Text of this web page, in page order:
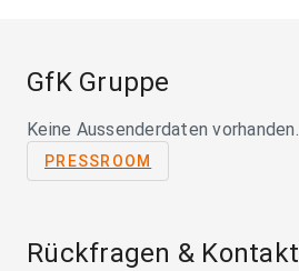
GfK Gruppe
Keine Aussenderdaten vorhanden.
PRESSROOM
Rückfragen & Kontakt